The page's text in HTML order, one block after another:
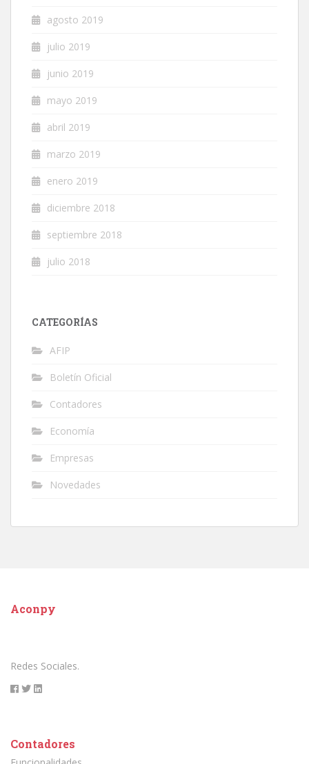
agosto 2019
julio 2019
junio 2019
mayo 2019
abril 2019
marzo 2019
enero 2019
diciembre 2018
septiembre 2018
julio 2018
CATEGORÍAS
AFIP
Boletín Oficial
Contadores
Economía
Empresas
Novedades
Aconpy
Redes Sociales.
Contadores